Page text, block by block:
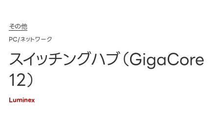
その他
PC/ネットワーク
スイッチングハブ（GigaCore
12）
Luminex